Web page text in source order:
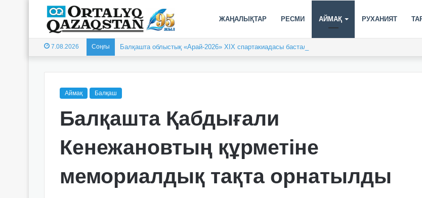
ЖАҢАЛЫҚТАР РЕСМИ АЙМАҚ РУХАНИЯТ
7.08.2026 Соңғы Балқашта облыстық «Арай-2026» XIX спартакиадасы басталды
Аймақ Балқаш
Балқашта Қабдығали
Кенежановтың құрметіне
мемориалдық тақта орнатылды